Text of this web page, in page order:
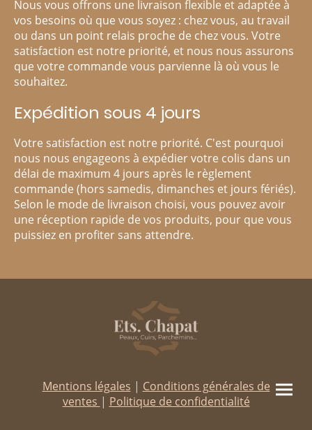
Nous vous offrons une livraison flexible et adaptée à
vos besoins où que vous soyez : chez vous, au travail
ou dans un point relais proche de chez vous. Votre
satisfaction est notre priorité, et nous nous assurons
que votre commande vous parvienne là où vous le
souhaitez.
Expédition sous 4 jours
Votre satisfaction est notre priorité. C'est pourquoi
nous nous engageons à expédier votre colis dans un
délai de maximum 4 jours après le règlement
commande (hors samedis, dimanches et jours fériés).
Selon le mode de livraison choisi, vous pouvez avoir
une réception rapide de vos produits, pour que vous
puissiez en profiter sans attendre.
Mentions légales | Conditions générales de
ventes | Politique de confidentialité